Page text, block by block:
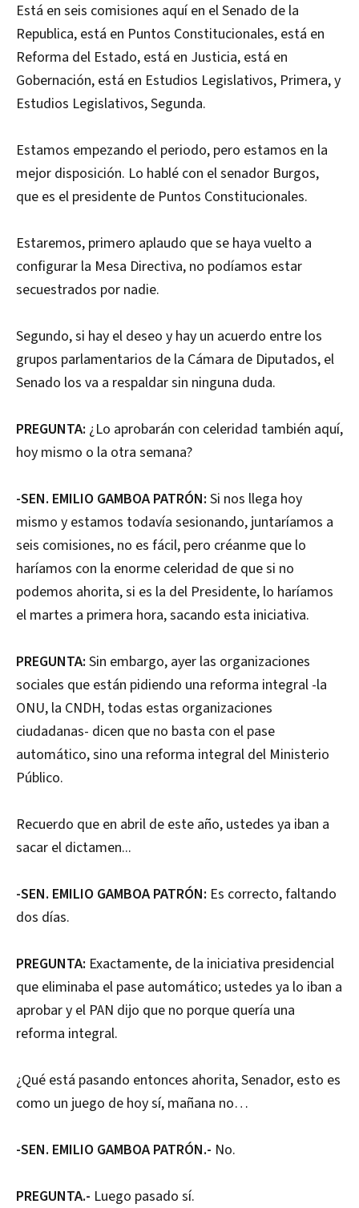
Está en seis comisiones aquí en el Senado de la
Republica, está en Puntos Constitucionales, está en
Reforma del Estado, está en Justicia, está en
Gobernación, está en Estudios Legislativos, Primera, y
Estudios Legislativos, Segunda.
Estamos empezando el periodo, pero estamos en la
mejor disposición. Lo hablé con el senador Burgos,
que es el presidente de Puntos Constitucionales.
Estaremos, primero aplaudo que se haya vuelto a
configurar la Mesa Directiva, no podíamos estar
secuestrados por nadie.
Segundo, si hay el deseo y hay un acuerdo entre los
grupos parlamentarios de la Cámara de Diputados, el
Senado los va a respaldar sin ninguna duda.
PREGUNTA: ¿Lo aprobarán con celeridad también aquí,
hoy mismo o la otra semana?
-SEN. EMILIO GAMBOA PATRÓN: Si nos llega hoy
mismo y estamos todavía sesionando, juntaríamos a
seis comisiones, no es fácil, pero créanme que lo
haríamos con la enorme celeridad de que si no
podemos ahorita, si es la del Presidente, lo haríamos
el martes a primera hora, sacando esta iniciativa.
PREGUNTA: Sin embargo, ayer las organizaciones
sociales que están pidiendo una reforma integral -la
ONU, la CNDH, todas estas organizaciones
ciudadanas- dicen que no basta con el pase
automático, sino una reforma integral del Ministerio
Público.
Recuerdo que en abril de este año, ustedes ya iban a
sacar el dictamen...
-SEN. EMILIO GAMBOA PATRÓN: Es correcto, faltando
dos días.
PREGUNTA: Exactamente, de la iniciativa presidencial
que eliminaba el pase automático; ustedes ya lo iban a
aprobar y el PAN dijo que no porque quería una
reforma integral.
¿Qué está pasando entonces ahorita, Senador, esto es
como un juego de hoy sí, mañana no…
-SEN. EMILIO GAMBOA PATRÓN.- No.
PREGUNTA.- Luego pasado sí.